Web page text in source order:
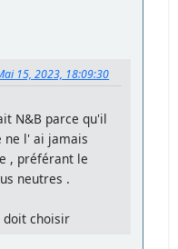
15, 2023, 18:09:30
N&B parce qu'il
ne l' ai jamais
, préférant le
neutres .
doit choisir